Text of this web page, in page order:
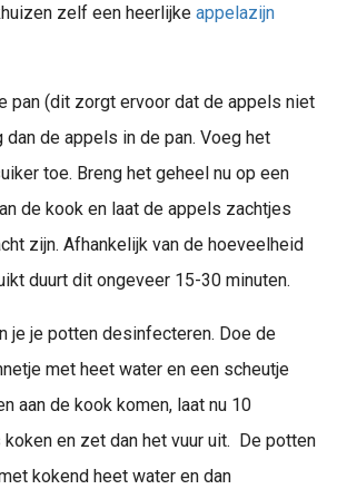
zelf een heerlijke appelazijn
pan (dit zorgt ervoor dat de appels niet
dan de appels in de pan. Voeg het
toe. Breng het geheel nu op een
de kook en laat de appels zachtjes
zijn. Afhankelijk van de hoeveelheid
duurt dit ongeveer 15-30 minuten.
je je potten desinfecteren. Doe de
met heet water en een scheutje
aan de kook komen, laat nu 10
en zet dan het vuur uit. De potten
kokend heet water en dan